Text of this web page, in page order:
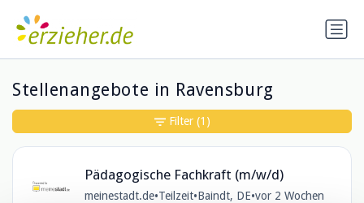
Stellenangebote in Ravensburg
Pädagogische Fachkraft (m/w/d)
meinestadt.de•Teilzeit•Baindt, DE•vor 2 Wochen
Filter (1)